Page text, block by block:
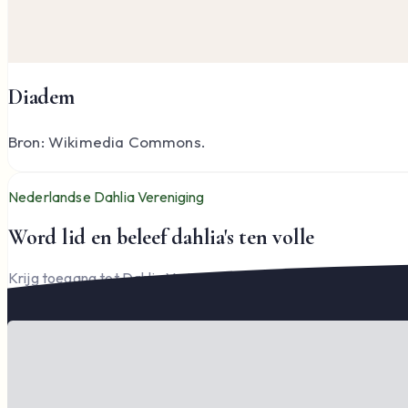
Diadem
Bron: Wikimedia Commons.
Nederlandse Dahlia Vereniging
Word lid en beleef dahlia's ten volle
Krijg toegang tot Dahlia Varia, documenten en het complete